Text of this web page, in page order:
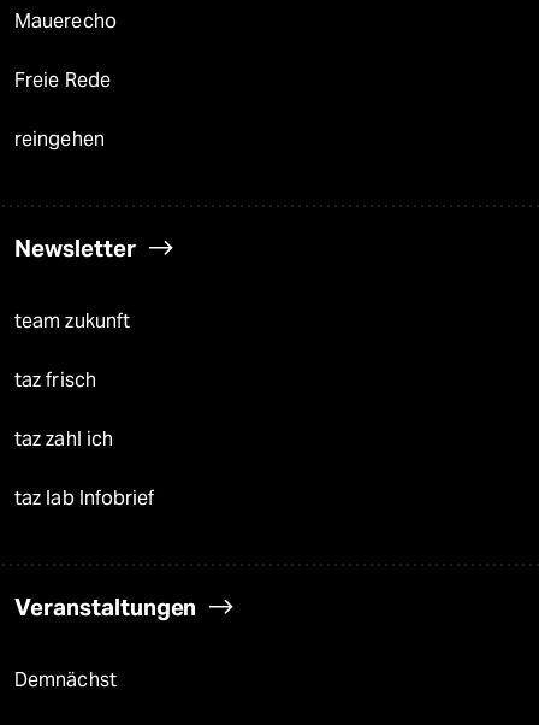
Mauerecho
Freie Rede
reingehen
Newsletter
team zukunft
taz frisch
taz zahl ich
taz lab Infobrief
Veranstaltungen
Demnächst